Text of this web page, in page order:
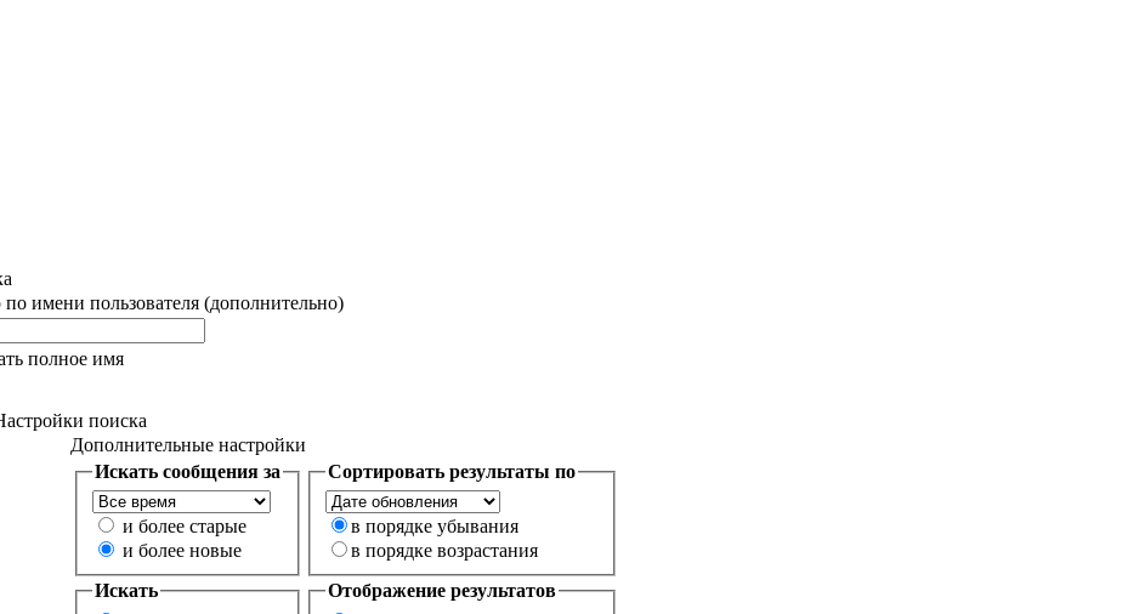
имени пользователя (дополнительно)
полное имя
поиска
Дополнительные настройки
Искать сообщения за
и более старые
и более новые
Сортировать результаты по
в порядке убывания
в порядке возрастания
Искать
Отображение результатов